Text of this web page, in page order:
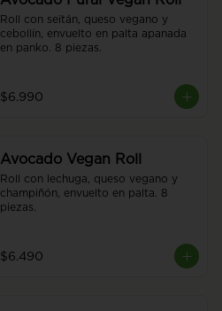
Roll con seitán, queso vegano y
cebollín, envuelto en palta apanada
en panko. 8 piezas.
$6.990
Avocado Vegan Roll
Roll con lechuga, queso vegano y
champiñón, envuelto en palta. 8
piezas.
$6.490